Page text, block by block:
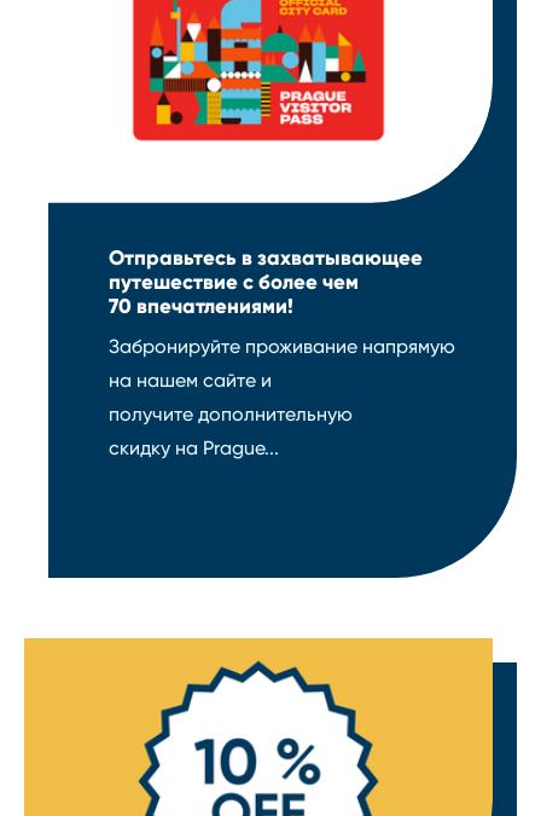
Отправьтесь в захватывающее
путешествие с более чем
70 впечатлениями!
Забронируйте проживание напрямую
на нашем сайте и
получите дополнительную
скидку на Prague...